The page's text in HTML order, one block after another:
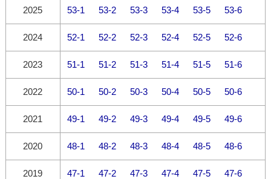
2025 53-1 53-2 53-3 53-4 53-5 53-6
2024 52-1 52-2 52-3 52-4 52-5 52-6
2023 51-1 51-2 51-3 51-4 51-5 51-6
2022 50-1 50-2 50-3 50-4 50-5 50-6
2021 49-1 49-2 49-3 49-4 49-5 49-6
2020 48-1 48-2 48-3 48-4 48-5 48-6
2019 47-1 47-2 47-3 47-4 47-5 47-6